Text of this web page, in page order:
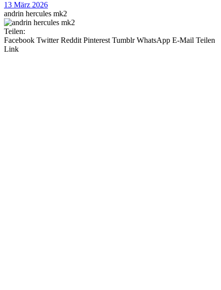
13 März 2026
andrin hercules mk2
Teilen:
Facebook Twitter Reddit Pinterest Tumblr WhatsApp E-Mail Teilen
Link